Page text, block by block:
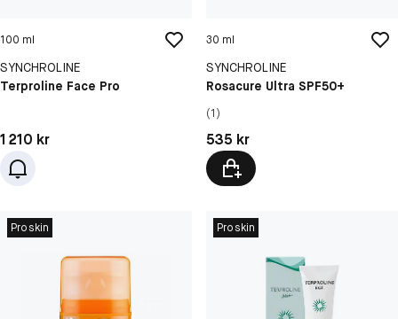
100 ml
SYNCHROLINE
Terproline Face Pro
Pris: 1 210 kr
1 210 kr
30 ml
SYNCHROLINE
Rosacure Ultra SPF50+
(1)
Pris: 535 kr
535 kr
Proskin Proskin